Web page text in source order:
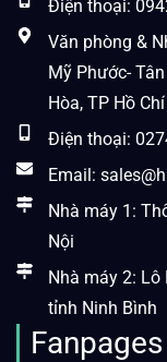
Điện thoại:
Văn phòng &
Mỹ Phước-
Hòa, TP Hồ
Điện thoại:
Email:
Nhà máy 1:
Nội
Nhà máy 2: Lô
tỉnh Ninh Bình
Fanpages